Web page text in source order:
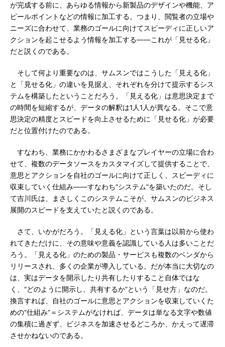
が完成する前に、あらゆる情報から新製品のデザインや機能、ア
ピールポイントなどの情報に加工する。つまり、閲覧者の立場や
ニーズに合わせて、業務のゴールに向けてスピーディに正しいア
クションを起こせるよう情報を加工する――これが「見せる化」
だと説くのである。
そして何より重要なのは、サムスンではこうした「見える化」
と「見せる化」の違いを見据え、それぞれを分けて提示するシス
テムを構築したということだろう。「見える化」は意思決定まで
の時間を短縮するが、データの解釈は1人1人が異なる。そこで意
思決定の精度とスピードを向上させるために「見せる化」が必要
だと位置付けたのである。
すなわち、業務にかかわるさまざまなプレイヤーの立場に合わ
せて、複数のデータソースをカスタマイズして提供することで、
意思とアクションを自社のゴールに向けて正しく、スピーディに
収束していく仕組み――すなわち“システム”を築いたのだ。そし
て吉川氏は、まさしくこのシステムこそが、サムスンのビジネス
展開のスピードを支えていたと説くのである。
さて、いかがだろう。「見える化」という言葉は以前から使わ
れてきただけに、その意味や意義を認識している人は多いことだ
ろう。「見える化」のための製品・サービスも複数のベンダから
リリースされ、多くの企業が導入している。だが本当に大切なの
は、実はデータを開示したり共有したりすること自体ではな
く、“どのように開示し、共有するか”という「見せ方」なのだ。
換言すれば、自社のゴールに意思とアクションを収束していくた
めの“仕組み”＝システムがなければ、データは単なる文字や数値
の集積に過ぎず、ビジネスを加速させるどころか、かえって遅滞
させかねないのである。